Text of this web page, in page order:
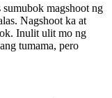
sumubok magshoot ng
Nagshoot ka at
Inulit ulit mo ng
tumama, pero